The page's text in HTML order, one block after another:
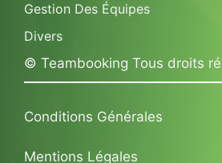
Gestion Des Équipes
Divers
© Teambooking Tous droits
Conditions Générales
Mentions Légales